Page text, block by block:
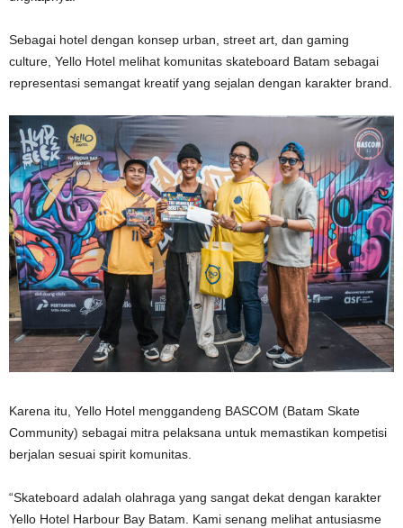
Sebagai hotel dengan konsep urban, street art, dan gaming
culture, Yello Hotel melihat komunitas skateboard Batam sebagai
representasi semangat kreatif yang sejalan dengan karakter brand.
Karena itu, Yello Hotel menggandeng BASCOM (Batam Skate
Community) sebagai mitra pelaksana untuk memastikan kompetisi
berjalan sesuai spirit komunitas.
“Skateboard adalah olahraga yang sangat dekat dengan karakter
Yello Hotel Harbour Bay Batam. Kami senang melihat antusiasme